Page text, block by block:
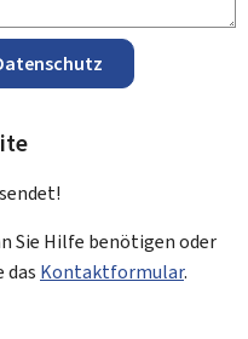
Sie Hilfe benötigen oder
das Kontaktformular.